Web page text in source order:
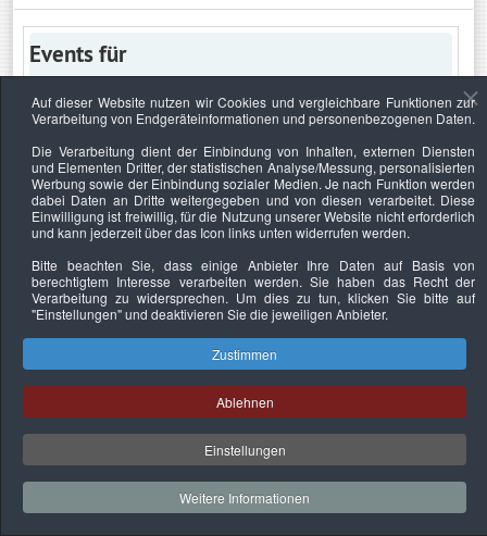
Events für
Keine Termine
Datenschutzerklärung Urheberrechtsnachweise Nachhaltigkeit
Copyright © 2026. Bundesverband Deutscher
Sachverständiger und Fachgutachter e.V..
Auf dieser Website nutzen wir Cookies und vergleichbare Funktionen zur
Verarbeitung von Endgeräteinformationen und personenbezogenen Daten.
Die Verarbeitung dient der Einbindung von Inhalten, externen Diensten
und Elementen Dritter, der statistischen Analyse/Messung, personalisierten
Werbung sowie der Einbindung sozialer Medien. Je nach Funktion werden
dabei Daten an Dritte weitergegeben und von diesen verarbeitet. Diese
Einwilligung ist freiwillig, für die Nutzung unserer Website nicht erforderlich
und kann jederzeit über das Icon links unten widerrufen werden.
Bitte beachten Sie, dass einige Anbieter Ihre Daten auf Basis von
berechtigtem Interesse verarbeiten werden. Sie haben das Recht der
Verarbeitung zu widersprechen. Um dies zu tun, klicken Sie bitte auf
"Einstellungen"und deaktivieren Sie die jeweiligen Anbieter.
Zustimmen
Ablehnen
Einstellungen
Weitere Informationen